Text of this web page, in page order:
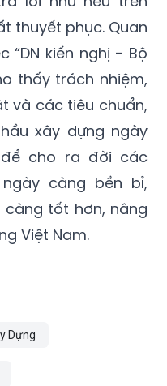
“DN kiến nghị - Bộ
thấy trách nhiệm,
và các tiêu chuẩn,
xây dựng ngày
cho ra đời các
càng bền bỉ,
càng tốt hơn, nâng
Việt Nam.